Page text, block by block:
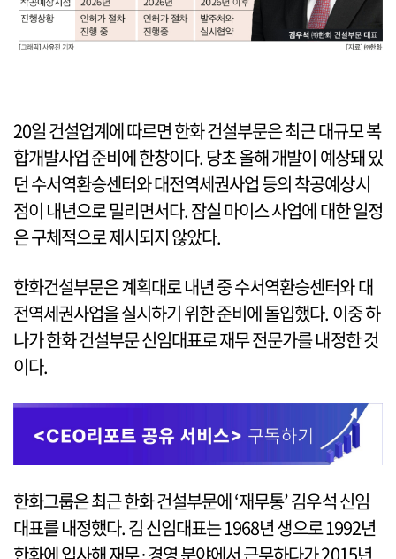
20일 건설업계에 따르면 한화 건설부문은 최근 대규모 복
합개발사업 준비에 한창이다. 당초 올해 개발이 예상돼 있
던 수서역환승센터와 대전역세권사업 등의 착공예상시
점이 내년으로 밀리면서다. 잠실 마이스 사업에 대한 일정
은 구체적으로 제시되지 않았다.
한화건설부문은 계획대로 내년 중 수서역환승센터와 대
전역세권사업을 실시하기 위한 준비에 돌입했다. 이중 하
나가 한화 건설부문 신임대표로 재무 전문가를 내정한 것
이다.
한화그룹은 최근 한화 건설부문에 ‘재무통’ 김우석 신임
대표를 내정했다. 김 신임대표는 1968년 생으로 1992년